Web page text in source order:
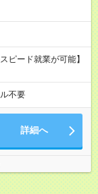
ピード就業が可能】
不要
詳細へ